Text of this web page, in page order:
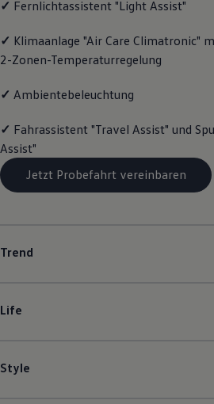
R-Kollektion
Fußball Drop
we drive football
#wedriveproud
myVolkswagen
Service und Ersatzteile
Inspektion und HU/AU
Reparaturen und
Motorenöl und
Räder und Reifen
Pannen- und
✓ Fernlichtassistent "Light Assist"
✓ Klimaanlage "Air Care Climatronic"
2-Zonen-Temperaturregelung
✓ Ambientebeleuchtung
✓ Fahrassistent "Travel Assist" und
Assist"
Jetzt Probefahrt vereinbaren
Trend
Life
Style